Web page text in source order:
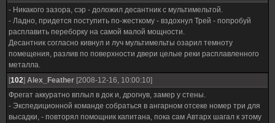
- Никакого зазора, сэр - доложил десантник с мультимельтой.
- Ладно, придется поступить по-жесткому - вздохнул Трей - попробуй
расплавить переборку на самой малой мощности.
Десантник согласно кивнул и луч мультимельты озарил темноту
помещения, разлив по поверхности двери целые реки расплавленного
металла.
[102] Alex_Feather [2008-12-16, 10:00:10]
Фрегат аккуратно вплыл в док и, дрогнув, замер у стены.
- Экспедиционной команде собраться в ангарном отсеке номер три для
высадки, - повторял помощник капитана, пока сам Автарх шагал к этому